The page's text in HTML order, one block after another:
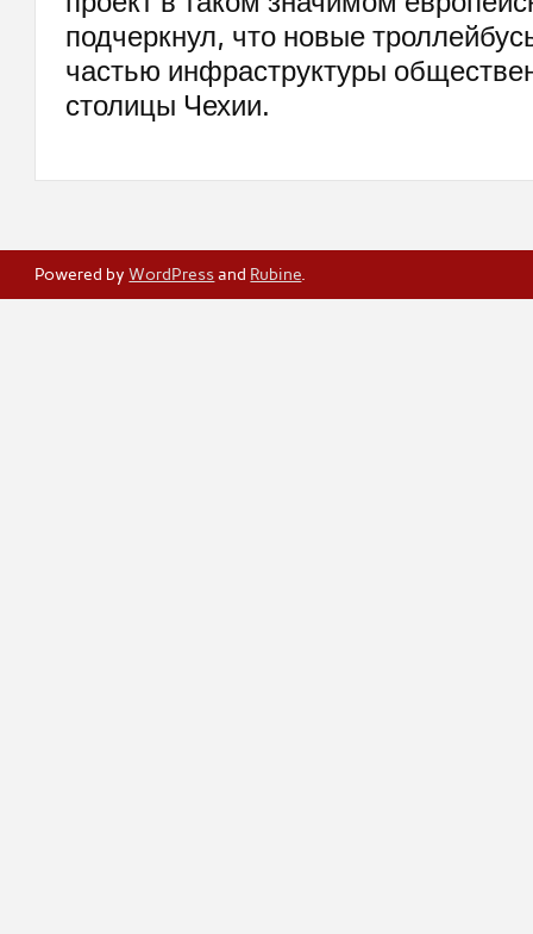
подчеркнул, что новые
частью инфраструктуры
столицы Чехии.
Powered byWordPressand Rubine